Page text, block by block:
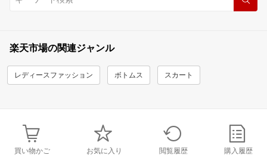
楽天市場の関連ジャンル
レディースファッション ボトムス スカート
買い物かご お気に入り 閲覧履歴 購入履歴